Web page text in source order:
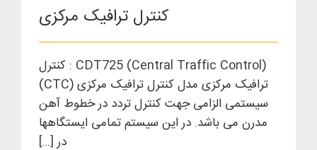
کنترل ترافیک مرکزی
(Central Traffic Control) CDT725 : کنترل
ترافیک مرکزی مدل کنترل ترافیک مرکزی (CTC)
سیستمی الزامی جهت کنترل تردد در خطوط آهن
مدرن می باشد. در این سیستم تمامی ایستگاهها
در [...]